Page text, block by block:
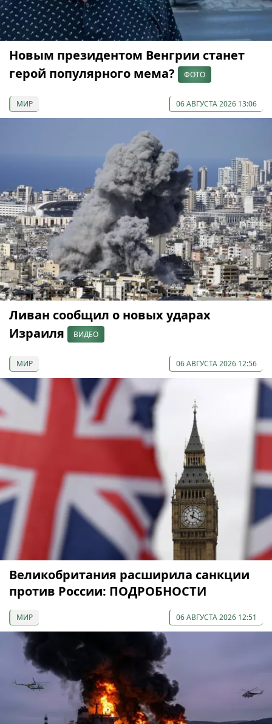
Новым президентом Венгрии станет
герой популярного мема?
ФОТО
МИР 06 АВГУСТА 2026 13:06
Ливан сообщил о новых ударах
Израиля
ВИДЕО
МИР 06 АВГУСТА 2026 12:56
Великобритания расширила санкции
против России: ПОДРОБНОСТИ
МИР 06 АВГУСТА 2026 12:51